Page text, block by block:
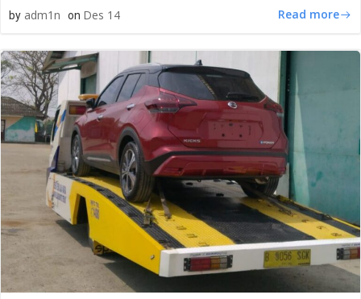
by adm1n on Des 14 Read more